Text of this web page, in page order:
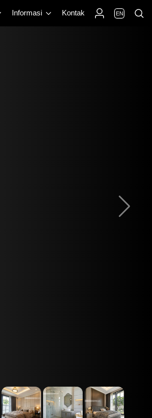
Informasi Kontak EN